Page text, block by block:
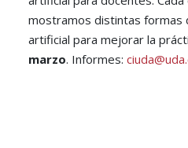
mostramos distintas formas
artificial para mejorar la
marzo. Informes: